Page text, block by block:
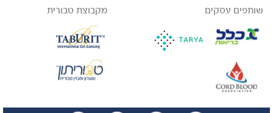
שותפים עסקים מקבוצת טבורית